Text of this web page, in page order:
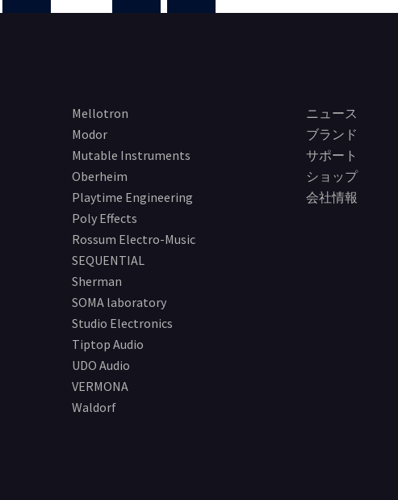
Mellotron
Modor
Mutable Instruments
Oberheim
Playtime Engineering
Poly Effects
Rossum Electro-Music
SEQUENTIAL
Sherman
SOMA laboratory
Studio Electronics
Tiptop Audio
UDO Audio
VERMONA
Waldorf
ニュース
ブランド
サポート
ショップ
会社情報